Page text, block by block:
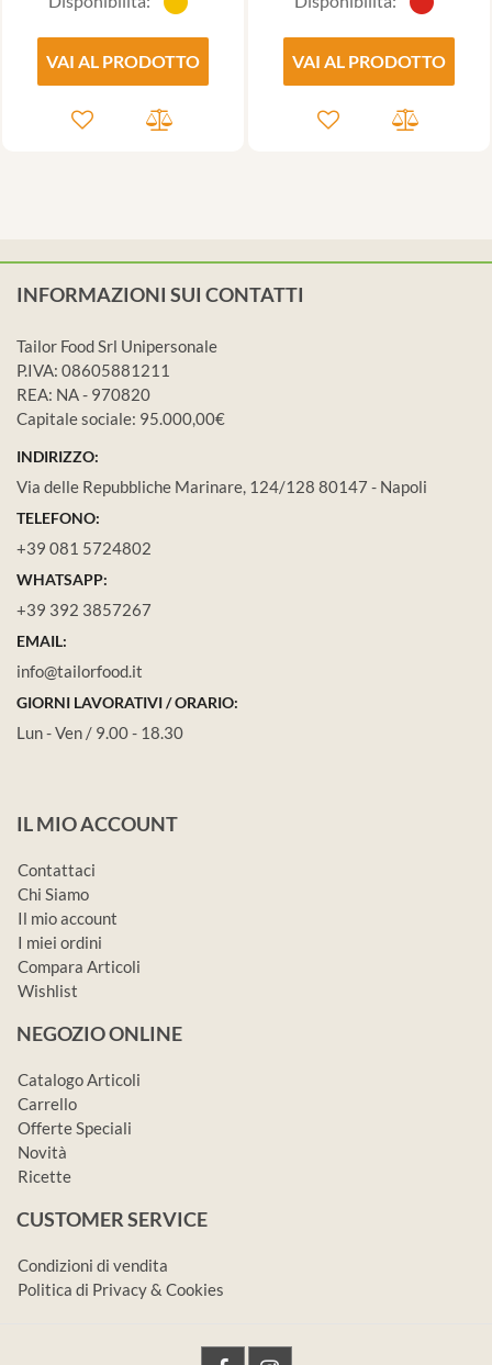
VAI AL PRODOTTO VAI AL PRODOTTO
INFORMAZIONI SUI CONTATTI
Tailor Food Srl Unipersonale
P.IVA: 08605881211
REA: NA - 970820
Capitale sociale: 95.000,00€
INDIRIZZO:
Via delle Repubbliche Marinare, 124/128 80147 - Napoli
TELEFONO:
+39 081 5724802
WHATSAPP:
+39 392 3857267
EMAIL:
info@tailorfood.it
GIORNI LAVORATIVI / ORARIO:
Lun - Ven / 9.00 - 18.30
IL MIO ACCOUNT
Contattaci
Chi Siamo
Il mio account
I miei ordini
Compara Articoli
Wishlist
NEGOZIO ONLINE
Catalogo Articoli
Carrello
Offerte Speciali
Novità
Ricette
CUSTOMER SERVICE
Condizioni di vendita
Politica di Privacy & Cookies